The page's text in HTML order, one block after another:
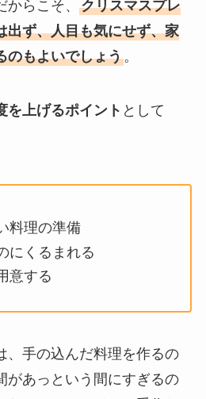
らこそ、 クリスマスプレ
出ず、人目も気にせず、家
のもよいでしょう。
を上げるポイント として
料理の準備
にくるまれる
意する
、手の込んだ料理を作るの
があっという間にすぎるの